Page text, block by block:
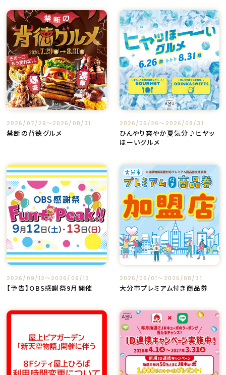
2026/07/29〜2026/08/31
禁断の背徳グルメ
2026/06/26〜2026/08/31
ひんやり爽やか夏気分♪ヒヤッ
ほーいグルメ
2026/09/12〜2026/09/13
【予告】OBS感謝祭9月開催
2026/06/01〜2026/08/31
大分市プレミアム付き商品券